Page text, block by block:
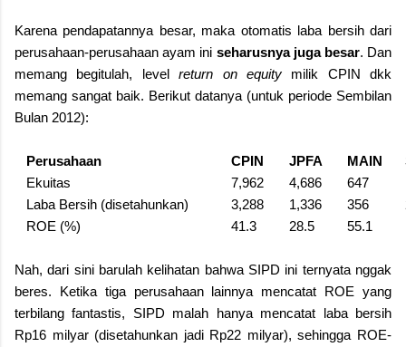
Karena pendapatannya besar, maka otomatis laba bersih dari
perusahaan-perusahaan ayam ini seharusnya juga besar. Dan
memang begitulah, levelreturn on equity milik CPIN dkk
memang sangat baik. Berikut datanya (untuk periode Sembilan
Bulan 2012):
Perusahaan CPIN JPFA MAIN
Ekuitas
7,962 4,686 647
Laba Bersih (disetahunkan)
3,288 1,336 356
ROE (%)
41.3 28.5 55.1
Nah, dari sini barulah kelihatan bahwa SIPD ini ternyata nggak
beres. Ketika tiga perusahaan lainnya mencatat ROE yang
terbilang fantastis, SIPD malah hanya mencatat laba bersih
Rp16 milyar (disetahunkan jadi Rp22 milyar), sehingga ROE-